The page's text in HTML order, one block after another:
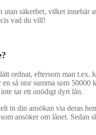
säkerhet, vilket
vad du vill!
ordnat, eftersom man
så stor summa som
tar ett onödigt dyrt lån.
in din ansökan via deras
ansöker om lånet.